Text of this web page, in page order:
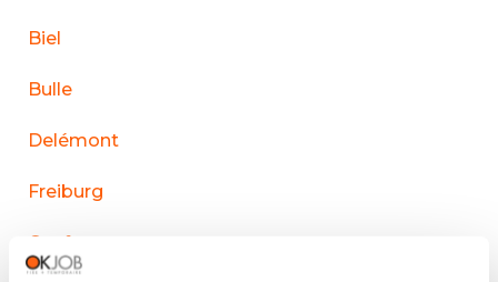
Biel
Bulle
Delémont
Freiburg
Genf